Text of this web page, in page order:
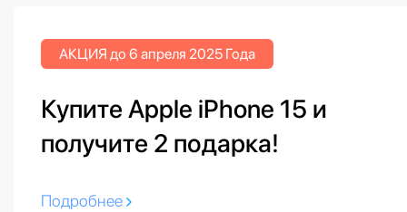
АКЦИЯ до 6 апреля 2025 Года
Купите Apple iPhone 15 и
получите 2 подарка!
Подробнее